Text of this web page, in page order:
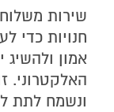
השאירו את
שירות
חנויות כדי
אמון
האלקטרוני.
ונשמח לתת